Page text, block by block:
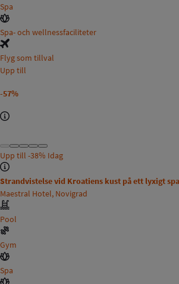
Spa
Spa- och wellnessfaciliteter
Flyg som tillval
Upp till
-57%
Upp till -38% Idag
Strandvistelse vid Kroatiens kust på ett lyxigt
Maestral Hotel, Novigrad
Pool
Gym
Spa